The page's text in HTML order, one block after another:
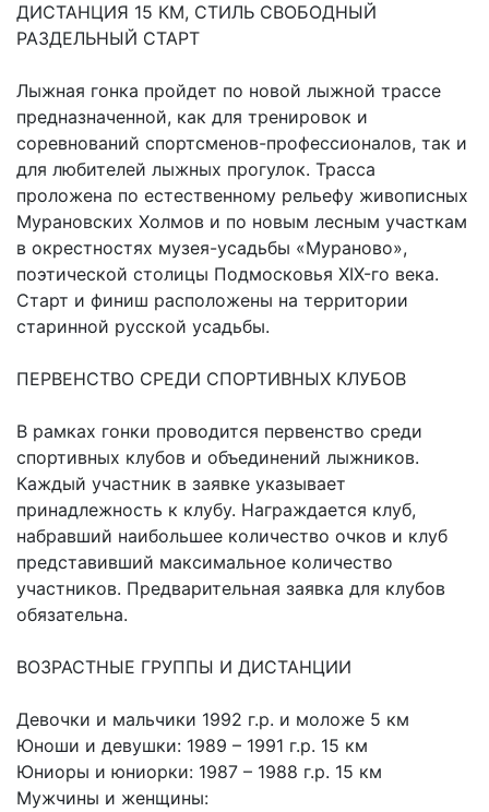
ДИСТАНЦИЯ 15 КМ, СТИЛЬ СВОБОДНЫЙ
РАЗДЕЛЬНЫЙ СТАРТ
Лыжная гонка пройдет по новой лыжной трассе
предназначенной, как для тренировок и
соревнований спортсменов-профессионалов, так и
для любителей лыжных прогулок. Трасса
проложена по естественному рельефу живописных
Мурановских Холмов и по новым лесным участкам
в окрестностях музея-усадьбы «Мураново»,
поэтической столицы Подмосковья XIX-го века.
Старт и финиш расположены на территории
старинной русской усадьбы.
ПЕРВЕНСТВО СРЕДИ СПОРТИВНЫХ КЛУБОВ
В рамках гонки проводится первенство среди
спортивных клубов и объединений лыжников.
Каждый участник в заявке указывает
принадлежность к клубу. Награждается клуб,
набравший наибольшее количество очков и клуб
представивший максимальное количество
участников. Предварительная заявка для клубов
обязательна.
ВОЗРАСТНЫЕ ГРУППЫ И ДИСТАНЦИИ
Девочки и мальчики 1992 г.р. и моложе 5 км
Юноши и девушки: 1989 – 1991 г.р. 15 км
Юниоры и юниорки: 1987 – 1988 г.р. 15 км
Мужчины и женщины: